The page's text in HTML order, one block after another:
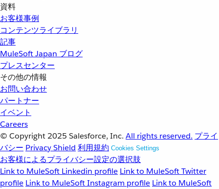
資料
お客様事例
コンテンツライブラリ
記事
MuleSoft Japan ブログ
プレスセンター
その他の情報
お問い合わせ
パートナー
イベント
Careers
© Copyright 2025 Salesforce, Inc. All rights reserved. プライ
バシー Privacy Shield 利用規約 Cookies Settings
お客様によるプライバシー設定の選択肢
Link to MuleSoft Linkedin profile Link to MuleSoft Twitter
profile Link to MuleSoft Instagram profile Link to MuleSoft